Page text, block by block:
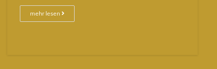
mehr lesen